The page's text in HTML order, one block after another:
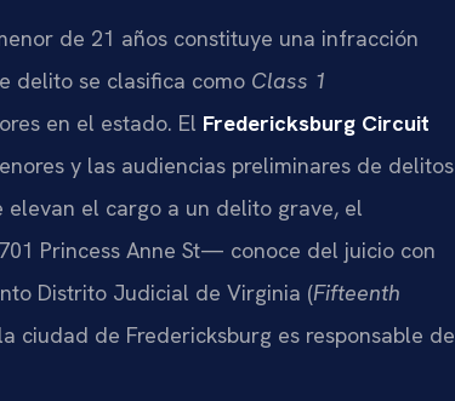
de 21 años constituye una infracción
delito se clasifica como Class 1
en el estado. El Fredericksburg Circuit
y las audiencias preliminares de delitos
elevan el cargo a un delito grave, el
Princess Anne St— conoce del juicio con
Distrito Judicial de Virginia (Fifteenth
ciudad de Fredericksburg es responsable de